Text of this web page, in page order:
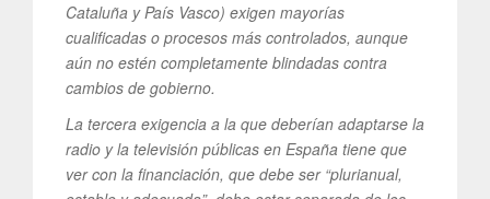
Cataluña y País Vasco) exigen mayorías
cualificadas o procesos más controlados, aunque
aún no estén completamente blindadas contra
cambios de gobierno.
La tercera exigencia a la que deberían adaptarse la
radio y la televisión públicas en España tiene que
ver con la financiación, que debe ser “plurianual,